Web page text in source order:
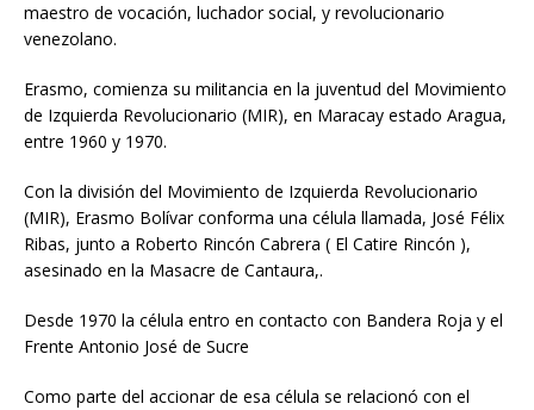
maestro de vocación, luchador social, y revolucionario
venezolano.
Erasmo, comienza su militancia en la juventud del Movimiento
de Izquierda Revolucionario (MIR), en Maracay estado Aragua,
entre 1960 y 1970.
Con la división del Movimiento de Izquierda Revolucionario
(MIR), Erasmo Bolívar conforma una célula llamada, José Félix
Ribas, junto a Roberto Rincón Cabrera ( El Catire Rincón ),
asesinado en la Masacre de Cantaura,.
Desde 1970 la célula entro en contacto con Bandera Roja y el
Frente Antonio José de Sucre
Como parte del accionar de esa célula se relacionó con el